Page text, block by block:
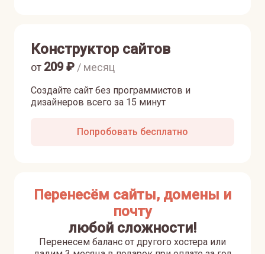
Конструктор сайтов
Создайте сайт без программистов и
дизайнеров всего за 15 минут
от 209₽ / месяц
Попробовать бесплатно
Перенесём сайты, домены и
почту
любой сложности!
Перенесем баланс от другого хостера или